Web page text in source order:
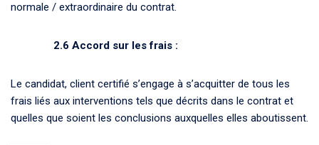
normale / extraordinaire du contrat.
2.6 Accord sur les frais :
Le candidat, client certifié s’engage à s’acquitter de tous les
frais liés aux interventions tels que décrits dans le contrat et
quelles que soient les conclusions auxquelles elles aboutissent.